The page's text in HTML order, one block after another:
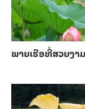
ພາຍ​ເຮືອທີ່​ສວຍ​ງ